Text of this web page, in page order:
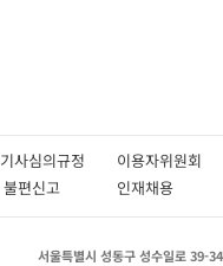
다'며 '현재
온 총장은 '
다'며 '하지
&q
기사심의규정 이용자위원
불편신고 인재채용
서울특별시 성동구 성수일로 39-